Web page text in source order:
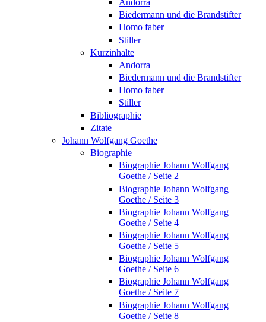
Andorra
Biedermann und die Brandstifter
Homo faber
Stiller
Kurzinhalte
Andorra
Biedermann und die Brandstifter
Homo faber
Stiller
Bibliographie
Zitate
Johann Wolfgang Goethe
Biographie
Biographie Johann Wolfgang
Goethe / Seite 2
Biographie Johann Wolfgang
Goethe / Seite 3
Biographie Johann Wolfgang
Goethe / Seite 4
Biographie Johann Wolfgang
Goethe / Seite 5
Biographie Johann Wolfgang
Goethe / Seite 6
Biographie Johann Wolfgang
Goethe / Seite 7
Biographie Johann Wolfgang
Goethe / Seite 8